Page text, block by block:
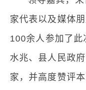
家代表以及媒体
100余人参加了此
水兆、县人民政
家，并高度赞评